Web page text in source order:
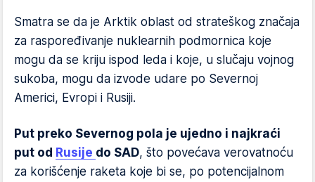
Smatra se da je Arktik oblast od strateškog značaja
za raspoređivanje nuklearnih podmornica koje
mogu da se kriju ispod leda i koje, u slučaju vojnog
sukoba, mogu da izvode udare po Severnoj
Americi, Evropi i Rusiji.
Put preko Severnog pola je ujedno i najkraći
put od Rusije do SAD, što povećava verovatnoću
za korišćenje raketa koje bi se, po potencijalnom